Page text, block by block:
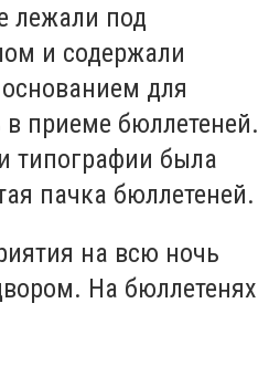
лежали под
и содержали
для
в приеме бюллетеней.
типографии была
пачка бюллетеней.
на всю ночь
На бюллетенях